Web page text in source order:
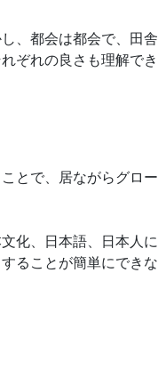
、都会は都会で、田舎
ぞれの良さも理解でき
とで、居ながらグロー
化、日本語、日本人に
ることが簡単にできな